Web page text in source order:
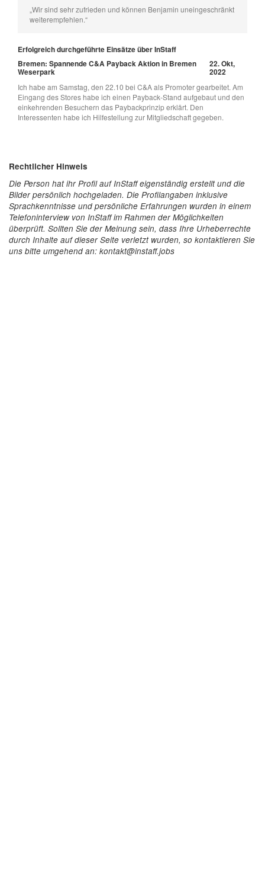
„Wir sind sehr zufrieden und können Benjamin uneingeschränkt
weiterempfehlen.“
Erfolgreich durchgeführte Einsätze über InStaff
Bremen: Spannende C&A Payback Aktion in Bremen
Weserpark
22. Okt,
2022
Ich habe am Samstag, den 22.10 bei C&A als Promoter gearbeitet. Am
Eingang des Stores habe ich einen Payback-Stand aufgebaut und den
einkehrenden Besuchern das Paybackprinzip erklärt. Den
Interessenten habe ich Hilfestellung zur Mitgliedschaft gegeben.
Rechtlicher Hinweis
Die Person hat ihr Profil auf InStaff eigenständig erstellt und die
Bilder persönlich hochgeladen. Die Profilangaben inklusive
Sprachkenntnisse und persönliche Erfahrungen wurden in einem
Telefoninterview von InStaff im Rahmen der Möglichkeiten
überprüft. Sollten Sie der Meinung sein, dass Ihre Urheberrechte
durch Inhalte auf dieser Seite verletzt wurden, so kontaktieren Sie
uns bitte umgehend an: kontakt@instaff.jobs